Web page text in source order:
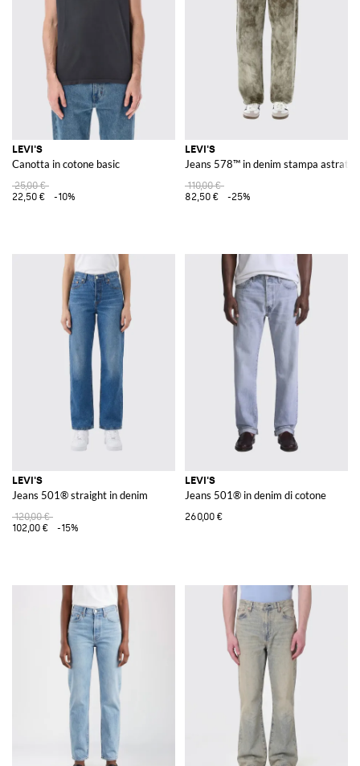
LEVI'S
Canotta in cotone basic
25,00 €
22,50 €
-10%
LEVI'S
Jeans 578™ in denim stampa astratta
110,00 €
82,50 €
-25%
LEVI'S
Jeans 501® straight in denim
120,00 €
102,00 €
-15%
LEVI'S
Jeans 501® in denim di cotone
260,00 €